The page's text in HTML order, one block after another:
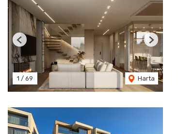
1 / 69 Harta
Previous Next